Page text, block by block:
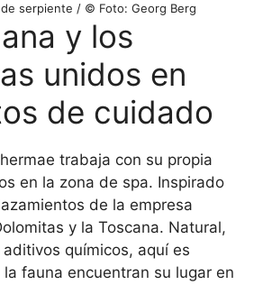
serpiente / © Foto: Georg Berg
y los
unidos en
de cuidado
trabaja con su propia
en la zona de spa. Inspirado
de la empresa
y la Toscana. Natural,
químicos, aquí es
fauna encuentran su lugar en